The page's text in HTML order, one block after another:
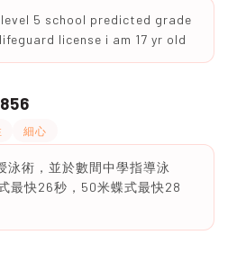
5 school predicted grade
license i am 17 yr old
細心
泳術，並於數間中學指導泳
最快26秒，50米蝶式最快28